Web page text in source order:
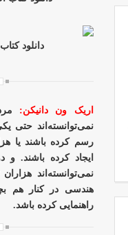
دانلود
اریک ون دانیکن:
نمی‌توانسته‌اند حتی
رسم کرده باشند یا
ایجاد کرده باشند. و
نمی‌توانسته‌اند
هندسی در کنار هم
راهنمایی کرده باشد.